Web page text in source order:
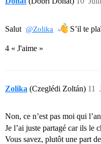
Salut @Zolika S’il te
4 « J'aime »
Zolika (Czeglédi Zoltán) 11
Non, ce n’est pas moi qui
Je l’ai juste partagé car ils le
Vous savez, plutôt une part